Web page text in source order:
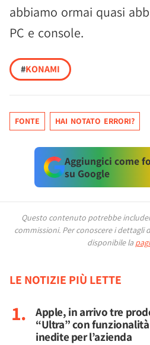
abbiamo ormai quasi
PC e console.
#KONAMI
FONTE HAI NOTATO ERRORI?
Aggiungici come
su Google
Questo contenuto potrebbe
commissioni. Per conoscere i dettagli
disponibile la
LE NOTIZIE PIÙ LETTE
Apple, in arrivo tre
“Ultra” con
inedite per l’azienda